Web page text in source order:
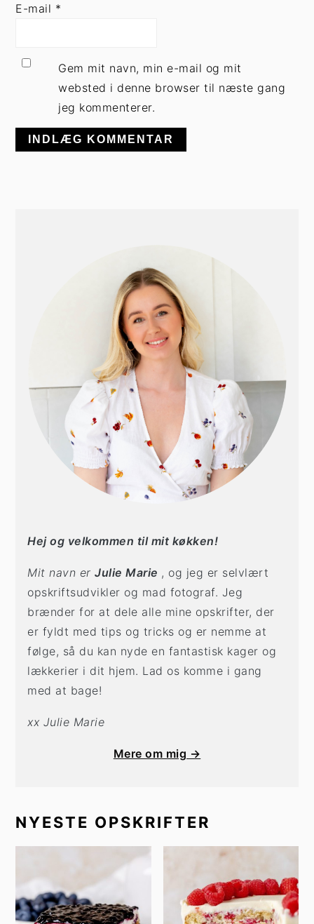
E-mail *
Gem mit navn, min e-mail og mit
websted i denne browser til næste gang
jeg kommenterer.
Hej og velkommen til mit køkken!
Mit navn erJulie Marie , og jeg er selvlært
opskriftsudvikler og mad fotograf. Jeg
brænder for at dele alle mine opskrifter, der
er fyldt med tips og tricks og er nemme at
følge, så du kan nyde en fantastisk kager og
lækkerier i dit hjem. Lad os komme i gang
med at bage!
xx Julie Marie
Mere om mig →
NYESTE OPSKRIFTER